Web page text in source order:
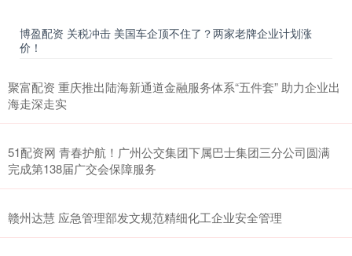
博盈配资 关税冲击 美国车企顶不住了？两家老牌企业计划涨
价！
聚富配资 重庆推出陆海新通道金融服务体系“五件套” 助力企业出
海走深走实
51配资网 青春护航！广州公交集团下属巴士集团三分公司圆满
完成第138届广交会保障服务
赣州达慧 应急管理部发文规范精细化工企业安全管理